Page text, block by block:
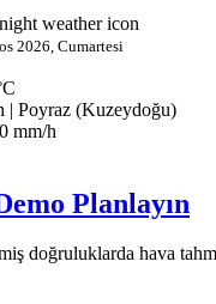
2026, Cumartesi
| Poyraz (Kuzeydoğu)
0 mm/h
Planlayın
doğruluklarda hava